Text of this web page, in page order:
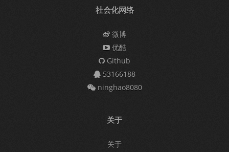
社会化网络
微博
优酷
Github
53166188
ninghao8080
关于
关于